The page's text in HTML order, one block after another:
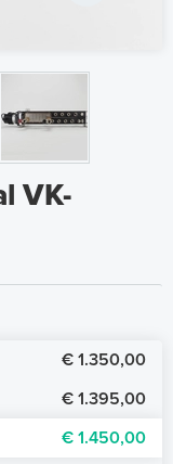
VK-
€ 1.350,00
€ 1.395,00
€ 1.450,00